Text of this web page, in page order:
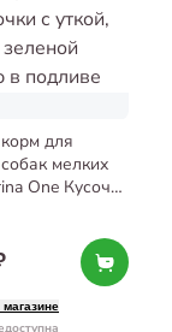
для
мелких
One Кусочки
магазине